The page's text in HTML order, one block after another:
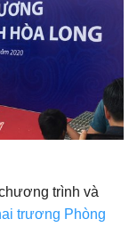
trình và
trương Phòng